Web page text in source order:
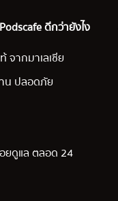
ดีกว่ายังไง
จากมาเลเซีย
น ปลอดภัย
ยดูแล ตลอด 24